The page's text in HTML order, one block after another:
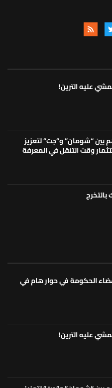
عليه الترين!
بين “شومان” و”جت” لتعزيز
وقت التنقل في المعرفة
بالتخرج
الحكومة في حوار هام في
عليه الترين!